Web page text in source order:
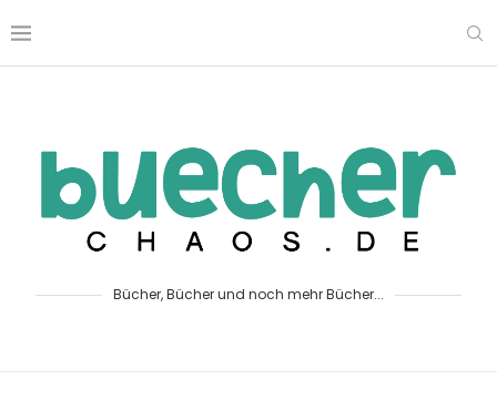
Bücher, Bücher und noch mehr Bücher...